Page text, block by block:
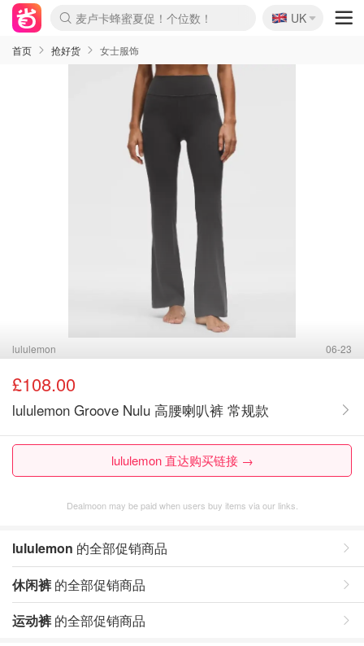
麦卢卡蜂蜜夏促！个位数！
Prada/Miu 4.8折！
啥？必胜客披萨5折！
🇬🇧
UK
首页 抢好货 女士服饰
lululemon 06-23
£108.00
lululemon Groove Nulu 高腰喇叭裤 常规款
lululemon 直达购买链接 →
Dealmoon may be paid when users buy items via our links.
lululemon 的全部促销商品
休闲裤 的全部促销商品
运动裤 的全部促销商品